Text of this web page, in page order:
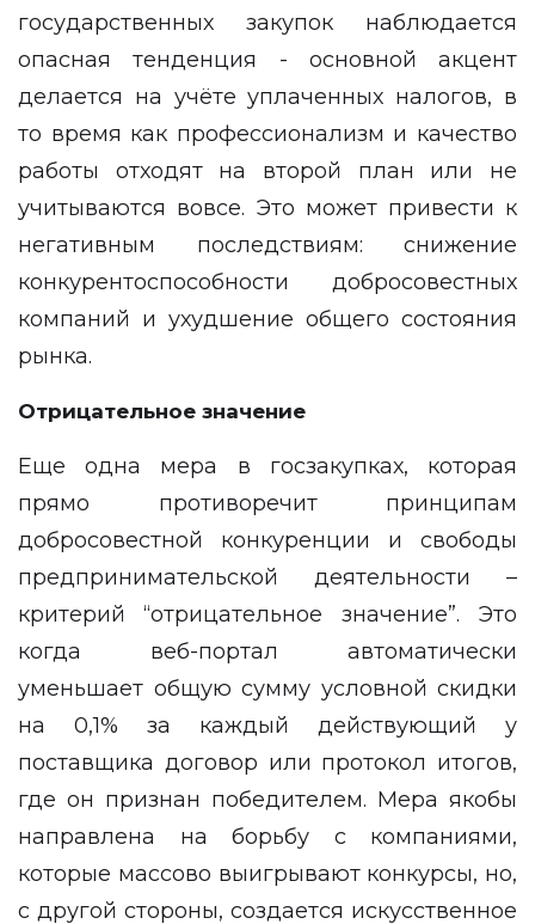
государственных закупок наблюдается
опасная тенденция - основной акцент
делается на учёте уплаченных налогов, в
то время как профессионализм и качество
работы отходят на второй план или не
учитываются вовсе. Это может привести к
негативным последствиям: снижение
конкурентоспособности добросовестных
компаний и ухудшение общего состояния
рынка.
Отрицательное значение
Еще одна мера в госзакупках, которая
прямо противоречит принципам
добросовестной конкуренции и свободы
предпринимательской деятельности –
критерий “отрицательное значение”. Это
когда веб-портал автоматически
уменьшает общую сумму условной скидки
на 0,1% за каждый действующий у
поставщика договор или протокол итогов,
где он признан победителем. Мера якобы
направлена на борьбу с компаниями,
которые массово выигрывают конкурсы, но,
с другой стороны, создается искусственное